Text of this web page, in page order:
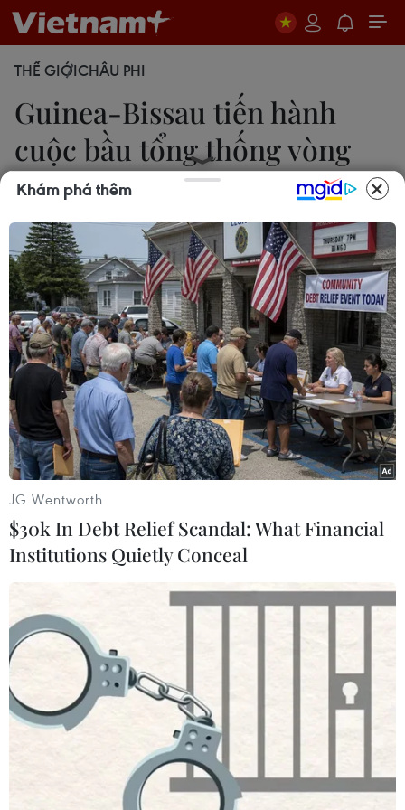
THẾ GIỚICHÂU PHI
Guinea-Bissau tiến hành
cuộc bầu tổng thống vòng
hai
18/05/2014 11:58
Ngày 18/5, người dân Guinea-Bissau đã đi bỏ
phiếu trong cuộc bầu cử tổng thống vòng 2 được
cho là mang tính bước ngoặt mở ra một giai đoạn
ổn định mới cho nước này.
Cử tri Guinea-Bissau bỏ phiếu bầu tổng thống vòng 1 tại một địa
điểm bầu cử ở Bissau. (Nguồn: AFP/TTXVN)
Ngày 18/5, đông đảo người dân Guinea-Bissau
đã đi bỏ phiếu trong cuộc bầu cử tổng thống
vòng 2 được cho là mang tính bước ngoặt nhằm
Khám phá thêm
JG Wentworth
$30k In Debt Relief Scandal: What Financial
Institutions Quietly Conceal